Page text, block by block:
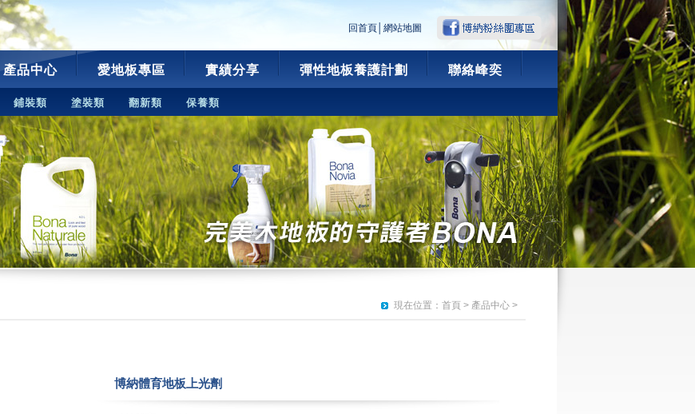
回首頁 網站地圖
產品中心
鋪裝類 塗裝類 翻新類 保養類
愛地板專區 實績分享 彈性地板養護計劃 聯絡峰奕
現在位置： 首頁 > 產品中心 >
博納體育地板上光劑